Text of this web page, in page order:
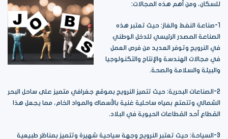
للسكان، ومن أهم هذه المجالات:
1-صناعة النفط والغاز: حيث تعتبر هذه
الصناعة المصدر الرئيسي للدخل الوطني
في النرويج وتوفر العديد من فرص العمل
في مجالات الهندسة والإنتاج والتكنولوجيا
والبيئة والسلامة والصحة.
2-الصناعات البحرية: حيث تتميز النرويج بموقع جغرافي متميز على ساحل البحر
الشمالي وتتمتع بمياه ساحلية غنية بالأسماك والمواد الخام، مما يجعل هذا
القطاع أحد القطاعات الحيوية في البلاد.
3-السياحة: حيث تعتبر النرويج وجهة سياحية شهيرة وتتميز بمناظر طبيعية